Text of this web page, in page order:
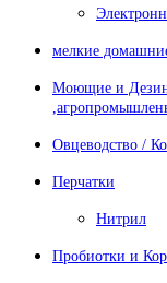
мелкие
Моющие и
Овцеводство /
Перчатки
Нитрил
Пробиотки и